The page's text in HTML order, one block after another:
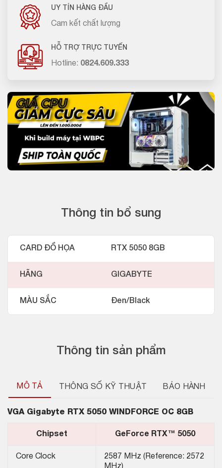
UY TÍN HÀNG ĐẦU
Cam kết chất lượng
HỖ TRỢ TRỰC TUYẾN
Hotline: 0824.609.333
Thông tin sản phẩm
MÔ TẢ THÔNG SỐ KỸ THUẬT BẢO HÀNH
VGAGigabyte RTX 5050 WINDFORCE OC 8GB
Chipset GeForce RTX™ 5050
Core Clock
2587 MHz (Reference: 2572
Thông tin bổ sung
CARD ĐỒ HỌA RTX 5050 8GB
HÃNG GIGABYTE
MÀU SẮC Đen/Black